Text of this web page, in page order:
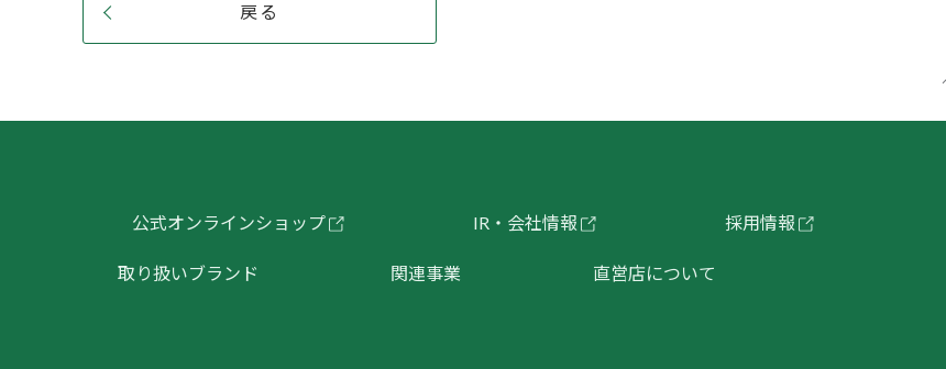
戻る
公式オンラインショップ IR・会社情報 採用情報
取り扱いブランド 関連事業 直営店について